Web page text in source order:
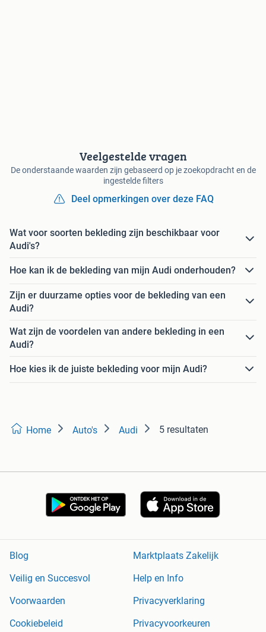
Veelgestelde vragen
De onderstaande waarden zijn gebaseerd op je zoekopdracht en de
ingestelde filters
Deel opmerkingen over deze FAQ
Wat voor soorten bekleding zijn beschikbaar voor
Audi's?
Hoe kan ik de bekleding van mijn Audi onderhouden?
Zijn er duurzame opties voor de bekleding van een
Audi?
Wat zijn de voordelen van andere bekleding in een
Audi?
Hoe kies ik de juiste bekleding voor mijn Audi?
Home Auto's Audi 5 resultaten
Blog
Marktplaats Zakelijk
Veilig en Succesvol
Help en Info
Voorwaarden
Privacyverklaring
Cookiebeleid
Privacyvoorkeuren